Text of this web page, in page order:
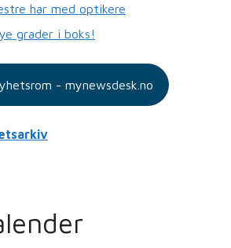
har med optikere
grader i boks!
- mynewsdesk.no